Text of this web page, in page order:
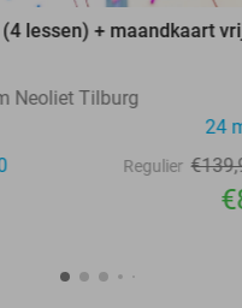
lessen) + maandkaart
Neoliet Tilburg
24
Regulier